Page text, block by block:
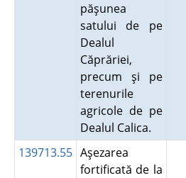
păşunea
satului de pe
Dealul
Căprăriei,
precum şi pe
terenurile
agricole de pe
Dealul Calica.
139713.55 Aşezarea
fortificată de la